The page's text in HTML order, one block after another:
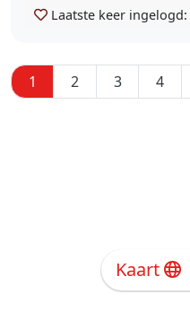
Laatste keer ingelogd:
1 2 3 4
Kaart